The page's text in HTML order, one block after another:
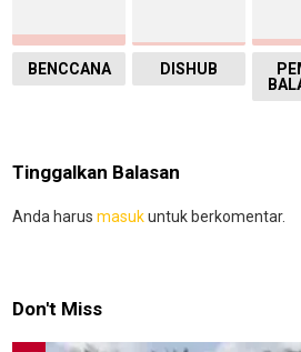
BENCCANA DISHUB
Tinggalkan Balasan
Anda harus masukuntuk berkomentar.
Don't Miss